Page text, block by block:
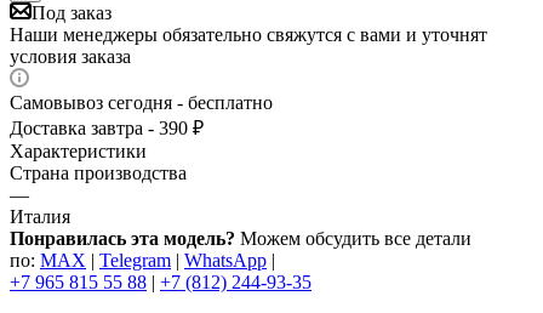
Под заказ
Наши менеджеры обязательно свяжутся с вами и уточнят
условия заказа
Самовывоз сегодня - бесплатно
Доставка завтра - 390 ₽
Характеристики
Страна производства
—
Италия
Понравилась эта модель? Можем обсудить все детали
по: MAX | Telegram | WhatsApp |
+7 965 815 55 88 | +7 (812) 244-93-35